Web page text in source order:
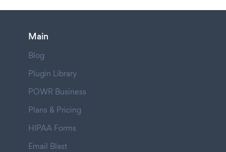
Main
Blog
Plugin Library
POWR Business
Plans & Pricing
HIPAA Forms
Email Blast